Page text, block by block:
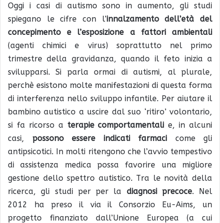
Oggi i casi di autismo sono in aumento, gli studi
spiegano le cifre con l’innalzamento dell’età del
concepimento e l’esposizione a fattori ambientali
(agenti chimici e virus) soprattutto nel primo
trimestre della gravidanza, quando il feto inizia a
svilupparsi. Si parla ormai di autismi, al plurale,
perchè esistono molte manifestazioni di questa forma
di interferenza nello sviluppo infantile. Per aiutare il
bambino autistico a uscire dal suo ‘ritiro’ volontario,
si fa ricorso a terapie comportamentalie, in alcuni
casi, possono essere indicati farmaci come gli
antipsicotici. In molti ritengono che l’avvio tempestivo
di assistenza medica possa favorire una migliore
gestione dello spettro autistico. Tra le novità della
ricerca, gli studi per per la diagnosi precoce. Nel
2012 ha preso il via il Consorzio Eu-Aims, un
progetto finanziato dall’Unione Europea (a cui